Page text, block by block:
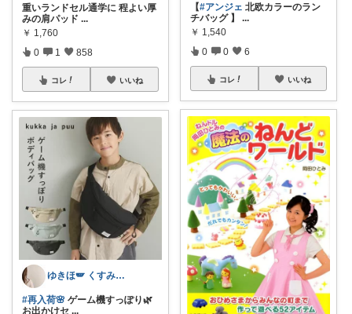
重いランドセル通学に 程よい厚
みの肩パッド ...
￥ 1,760
0 1 858
コレ いいね
ゆきほ🪽 くすみカラー×小学生ママ
#再入荷🌸 ゲーム機すっぽり🌿
お出かけセ ...
【#アンジェ 北欧カラーのラン
チバッグ 】
...
￥ 1,540
0 0 6
コレ いいね